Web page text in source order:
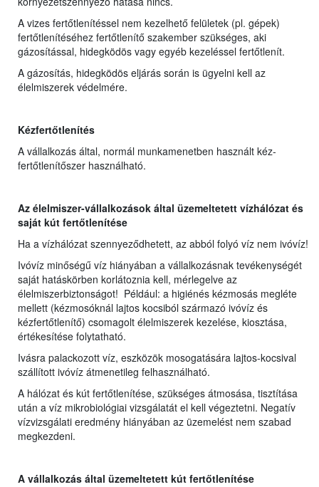
A vizes fertőtlenítéssel nem kezelhető felületek (pl. gépek)
fertőtlenítéséhez fertőtlenítő szakember szükséges, aki
gázosítással, hidegködös vagy egyéb kezeléssel fertőtlenít.
A gázosítás, hidegködös eljárás során is ügyelni kell az
élelmiszerek védelmére.
Kézfertőtlenítés
A vállalkozás által, normál munkamenetben használt kéz-
fertőtlenítőszer használható.
Az élelmiszer-vállalkozások által üzemeltetett vízhálózat és
saját kút fertőtlenítése
Ha a vízhálózat szennyeződhetett, az abból folyó víz nem ivóvíz!
Ivóvíz minőségű víz hiányában a vállalkozásnak tevékenységét
saját hatáskörben korlátoznia kell, mérlegelve az
élelmiszerbiztonságot! Például: a higiénés kézmosás megléte
mellett (kézmosóknál lajtos kocsiból származó ivóvíz és
kézfertőtlenítő) csomagolt élelmiszerek kezelése, kiosztása,
értékesítése folytatható.
Ivásra palackozott víz, eszközök mosogatására lajtos-kocsival
szállított ivóvíz átmenetileg felhasználható.
A hálózat és kút fertőtlenítése, szükséges átmosása, tisztítása
után a víz mikrobiológiai vizsgálatát el kell végeztetni. Negatív
vízvizsgálati eredmény hiányában az üzemelést nem szabad
megkezdeni.
A vállalkozás által üzemeltetett kút fertőtlenítése